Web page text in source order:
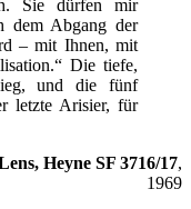
Sie dürfen mir
dem Abgang der
– mit Ihnen, mit
Die tiefe,
und die fünf
letzte Arisier, für
Heyne SF 3716/17,
1969